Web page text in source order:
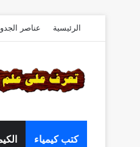
الرئيسية عناصر
كتب كيمياء